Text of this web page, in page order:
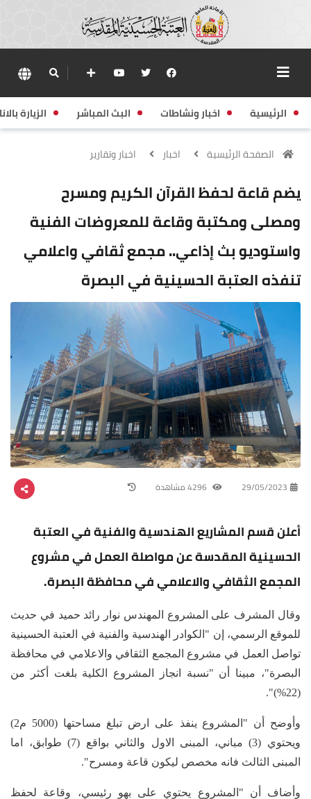
الرئيسية اخبار ونشاطات البث المباشر الزيارة
الصفحة الرئيسية اخبار اخبار وتقارير
يضم قاعة لحفظ القرآن الكريم ومسرح
ومصلى ومكتبة وقاعة للمعروضات الفنية
واستوديو بث إذاعي.. مجمع ثقافي واعلامي
تنفذه العتبة الحسينية في البصرة
29/05/2023
أعلن قسم المشاريع الهندسية والفنية في العتبة
الحسينية المقدسة عن مواصلة العمل في مشروع
المجمع الثقافي والاعلامي في محافظة البصرة.
وقال المشرف على المشروع المهندس نوار رائد حميد في حديث
للموقع الرسمي، إن "الكوادر الهندسية والفنية في العتبة الحسينية
تواصل العمل في مشروع المجمع الثقافي والاعلامي في محافظة
البصرة"، مبينا أن "نسبة انجاز المشروع الكلية بلغت أكثر من
(22%)".
وأوضح أن "المشروع ينفذ على ارض تبلغ مساحتها (5000 م2)
ويحتوي (3) مباني، المبنى الاول والثاني بواقع (7) طوابق، اما
المبنى الثالث فانه مخصص ليكون قاعة ومسرح".
وأضاف أن "المشروع يحتوي على بهو رئيسي، وقاعة لحفظ